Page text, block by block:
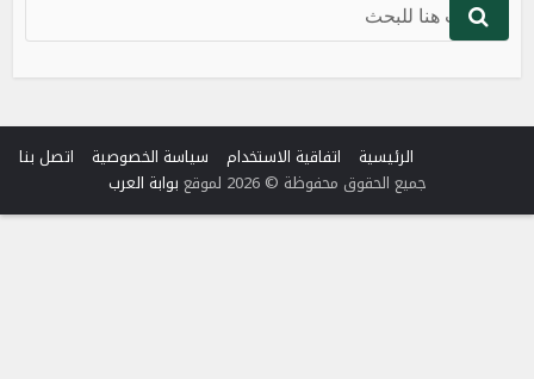
الرئيسية اتفاقية الاستخدام سياسة الخصوصية
اتصل بنا
جميع الحقوق محفوظة © 2026 لموقع
بوابة العرب